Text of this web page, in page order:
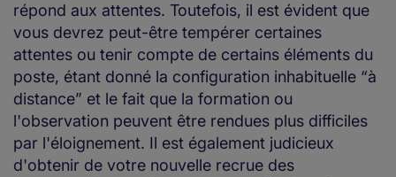
répond aux attentes. Toutefois, il est évident que
vous devrez peut-être tempérer certaines
attentes ou tenir compte de certains éléments du
poste, étant donné la configuration inhabituelle “à
distance” et le fait que la formation ou
l'observation peuvent être rendues plus difficiles
par l'éloignement. Il est également judicieux
d'obtenir de votre nouvelle recrue des